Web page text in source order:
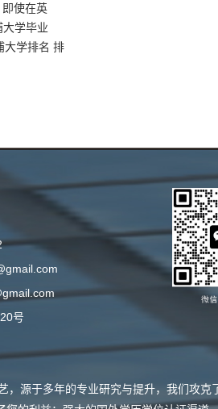
即使在英
学毕业
大学排名 排
号
源于多年的专业研究与提升，我们攻克